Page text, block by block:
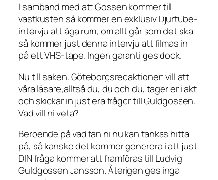
I samband med att Gossen kommer till
västkusten så kommer en exklusiv Djurtube-
intervju att äga rum, om allt går som det ska
så kommer just denna intervju att filmas in
på ett VHS-tape. Ingen garanti ges dock.
Nu till saken. Göteborgsredaktionen vill att
våra läsare,alltså du, du och du, tager er i akt
och skickar in just era frågor till Guldgossen.
Vad vill ni veta?
Beroende på vad fan ni nu kan tänkas hitta
på, så kanske det kommer generera i att just
DIN fråga kommer att framföras till Ludvig
Guldgossen Jansson. Återigen ges inga